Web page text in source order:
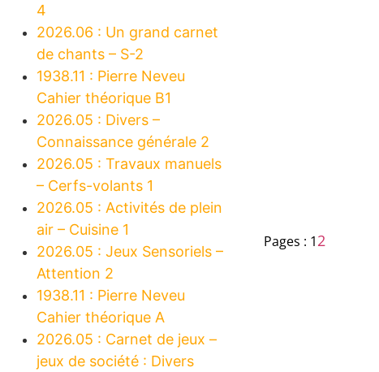
4
2026.06 : Un grand carnet
de chants – S-2
1938.11 : Pierre Neveu
Cahier théorique B1
2026.05 : Divers –
Connaissance générale 2
2026.05 : Travaux manuels
– Cerfs-volants 1
2026.05 : Activités de plein
air – Cuisine 1
2026.05 : Jeux Sensoriels –
Attention 2
1938.11 : Pierre Neveu
Cahier théorique A
2026.05 : Carnet de jeux –
jeux de société : Divers
Pages : 12